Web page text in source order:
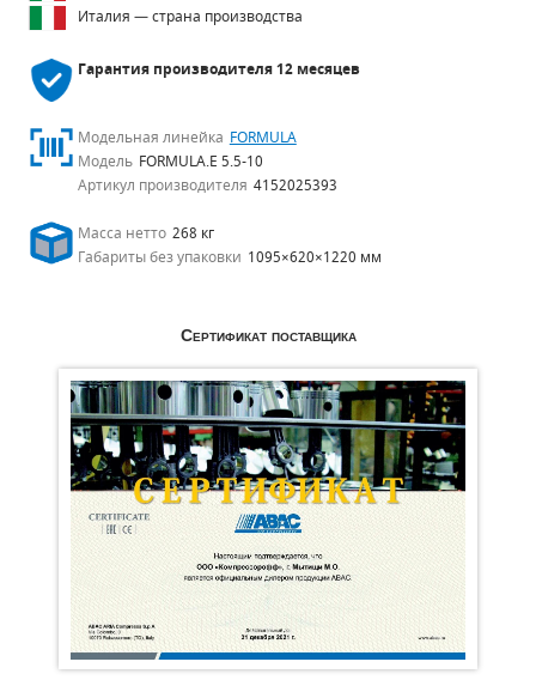
Италия — страна производства
Гарантия производителя12 месяцев
Модельная линейка FORMULA
Модель FORMULA.E 5.5-10
Артикул производителя 4152025393
Масса нетто 268 кг
Габариты без упаковки 1095×620×1220 мм
Сертификат поставщика